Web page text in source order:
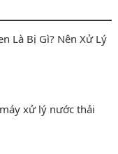
Là Bị Gì? Nên Xử Lý
xử lý nước thải